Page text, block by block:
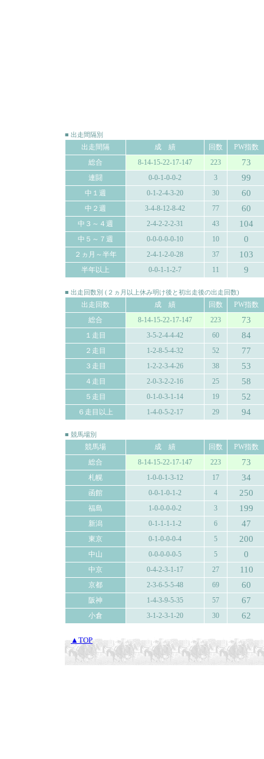
■ 出走間隔別
出走間隔 成 績 回数
PW指数
総合
8-14-15-22-17-147 223 73
連闘 0-0-1-0-0-2 3 99
中１週 0-1-2-4-3-20 30 60
中２週 3-4-8-12-8-42 77 60
中３～４週 2-4-2-2-2-31 43 104
中５～７週 0-0-0-0-0-10 10 0
２ヵ月～半年 2-4-1-2-0-28 37 103
半年以上 0-0-1-1-2-7 11 9
■ 出走回数別 (２ヵ月以上休み明け後と初出走後の出走回数)
出走回数 成 績 回数
PW指数
総合
8-14-15-22-17-147 223 73
１走目 3-5-2-4-4-42 60 84
２走目 1-2-8-5-4-32 52 77
３走目 1-2-2-3-4-26 38 53
４走目 2-0-3-2-2-16 25 58
５走目 0-1-0-3-1-14 19 52
６走目以上 1-4-0-5-2-17 29 94
■ 競馬場別
競馬場 成 績 回数
PW指数
総合
8-14-15-22-17-147 223 73
札幌 1-0-0-1-3-12 17 34
函館 0-0-1-0-1-2 4 250
福島 1-0-0-0-0-2 3 199
新潟 0-1-1-1-1-2 6 47
東京 0-1-0-0-0-4 5 200
中山 0-0-0-0-0-5 5 0
中京 0-4-2-3-1-17 27 110
京都 2-3-6-5-5-48 69 60
阪神 1-4-3-9-5-35 57 67
小倉 3-1-2-3-1-20 30 62
▲TOP